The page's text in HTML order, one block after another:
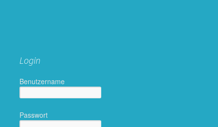
Login
Benutzername
Passwort